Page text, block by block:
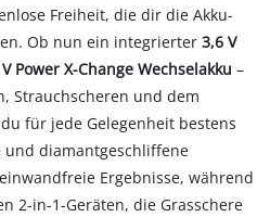
Freiheit, die dir die Akku-
Ob nun ein integrierter3,6 V
Power X-Change Wechselakku –
Strauchscheren und dem
für jede Gelegenheit bestens
und diamantgeschliffene
Ergebnisse, während
2-in-1-Geräten, die Grasschere